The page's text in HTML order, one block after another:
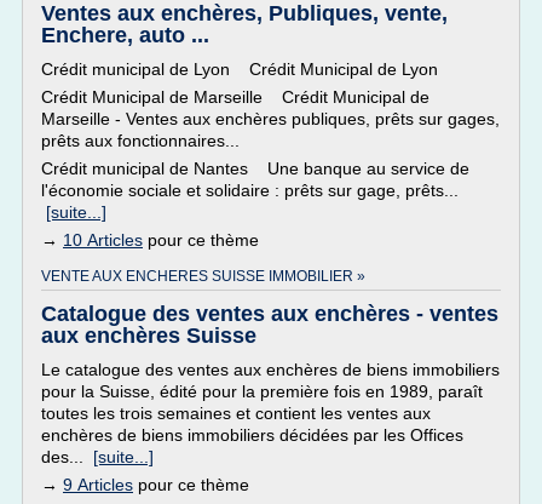
Ventes aux enchères, Publiques, vente,
Enchere, auto ...
Crédit municipal de Lyon Crédit Municipal de Lyon
Crédit Municipal de Marseille Crédit Municipal de
Marseille - Ventes aux enchères publiques, prêts sur gages,
prêts aux fonctionnaires...
Crédit municipal de Nantes Une banque au service de
l'économie sociale et solidaire : prêts sur gage, prêts...
[suite...]
→ 10 Articles pour ce thème
VENTE AUX ENCHERES SUISSE IMMOBILIER »
Catalogue des ventes aux enchères - ventes
aux enchères Suisse
Le catalogue des ventes aux enchères de biens immobiliers
pour la Suisse, édité pour la première fois en 1989, paraît
toutes les trois semaines et contient les ventes aux
enchères de biens immobiliers décidées par les Offices
des... [suite...]
→ 9 Articles pour ce thème